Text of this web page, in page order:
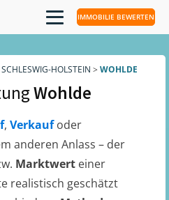
IMMOBILIE BEWERTEN
SCHLESWIG-HOLSTEIN > WOHLDE
Wohlde
, Verkaufoder
anderen Anlass – der
Marktwert einer
realistisch geschätzt